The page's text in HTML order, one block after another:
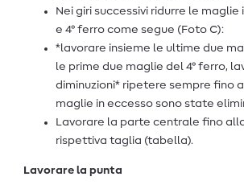
Nei giri successivi ridurre le maglie
e 4° ferro come segue (Foto C):
*lavorare insieme le ultime due
le prime due maglie del 4° ferro,
diminuzioni* ripetere sempre fino
maglie in eccesso sono state
Lavorare la parte centrale fino
rispettiva taglia (tabella).
Lavorare la punta